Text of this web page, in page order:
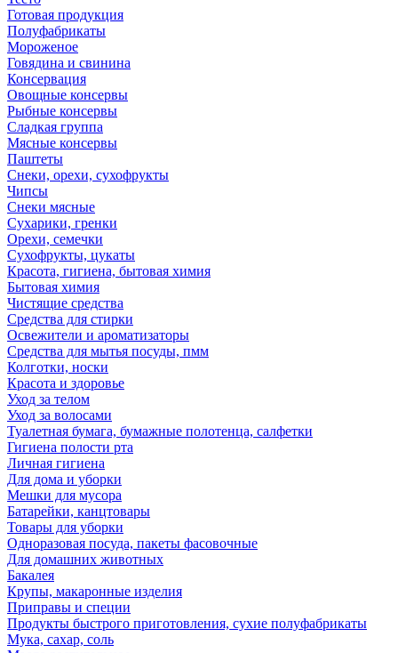
Готовая продукция
Полуфабрикаты
Мороженое
Говядина и свинина
Консервация
Овощные консервы
Рыбные консервы
Сладкая группа
Мясные консервы
Паштеты
Снеки, орехи, сухофрукты
Чипсы
Снеки мясные
Сухарики, гренки
Орехи, семечки
Сухофрукты, цукаты
Красота, гигиена, бытовая химия
Бытовая химия
Чистящие средства
Средства для стирки
Освежители и ароматизаторы
Средства для мытья посуды, пмм
Колготки, носки
Красота и здоровье
Уход за телом
Уход за волосами
Туалетная бумага, бумажные полотенца, салфетки
Гигиена полости рта
Личная гигиена
Для дома и уборки
Мешки для мусора
Батарейки, канцтовары
Товары для уборки
Одноразовая посуда, пакеты фасовочные
Для домашних животных
Бакалея
Крупы, макаронные изделия
Приправы и специи
Продукты быстрого приготовления, сухие полуфабрикаты
Мука, сахар, соль